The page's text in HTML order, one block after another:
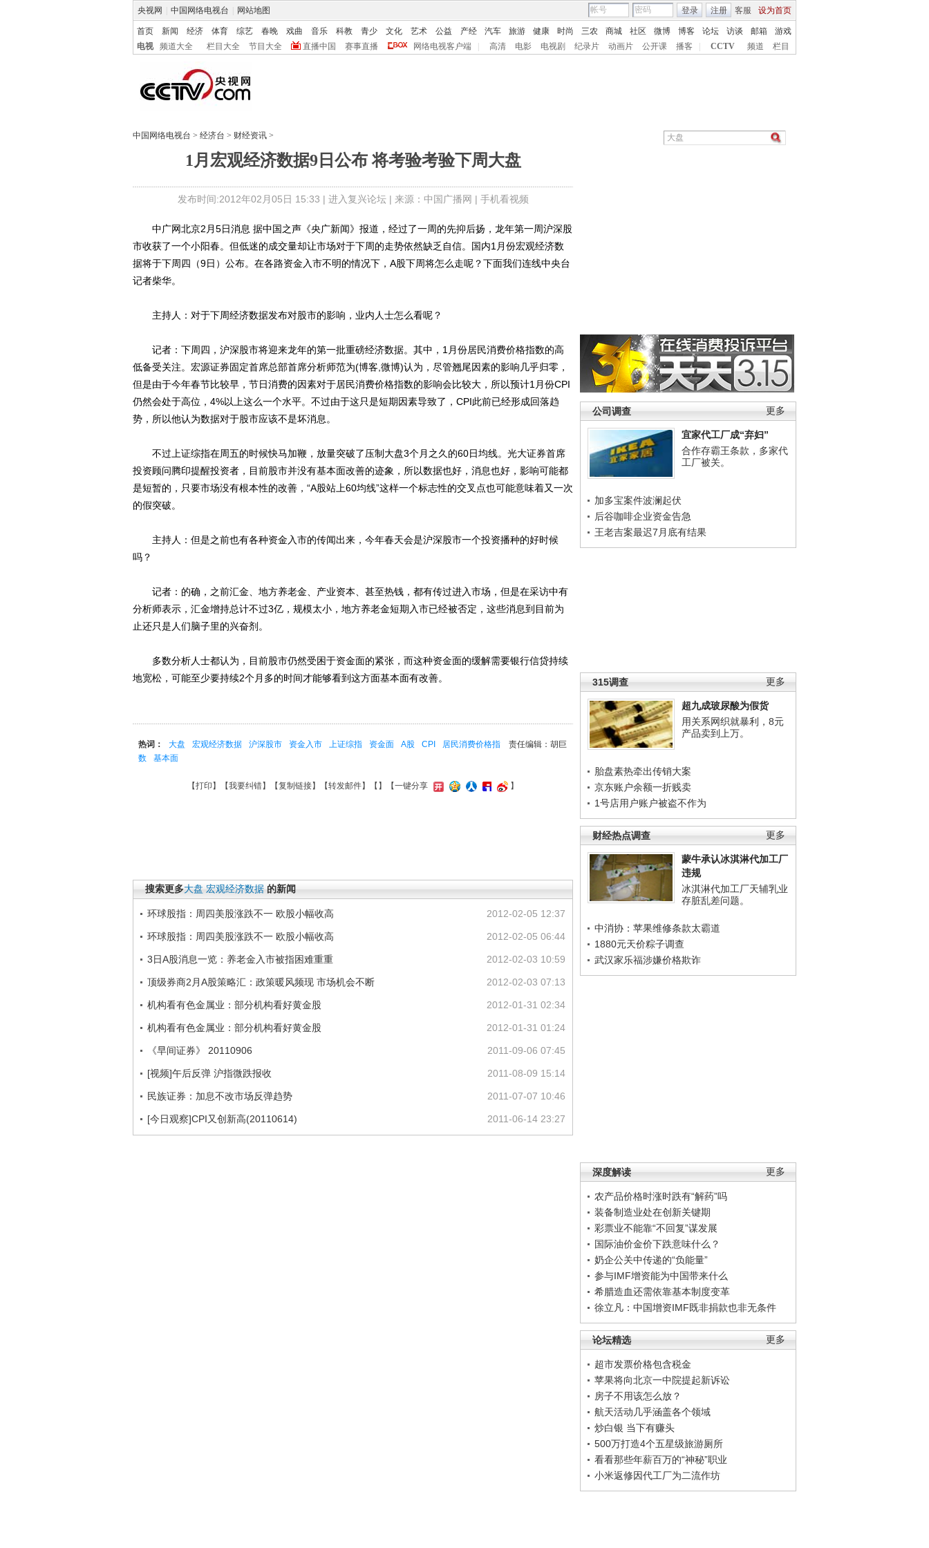
央视网 中国网络电视台 网站地图 客服 设为首页
登录 注册
首页 新闻 经济 体育 综艺 春晚 戏曲 音乐 科教 青少 文化 艺术 公益 产经 汽车 旅游 健康 时尚 三农 商城 社区 微博 博客 论坛 访谈 邮箱
游戏
电视
频道大全 栏目大全 节目大全 直播中国 赛事直播 网络电视客户端 高清 电影 电视剧 纪录片 动画片 公开课 播客 CCTV 频道 栏目
中国网络电视台 > 经济台 > 财经资讯 >
1月宏观经济数据9日公布 将考验考验下周大盘
发布时间:2012年02月05日 15:33 | 进入复兴论坛| 来源：中国广播网 | 手机看视频
更多
公司调查
宜家代工厂成“弃妇”
合作存霸王条款，多家代
工厂被关。
加多宝案件波澜起伏
后谷咖啡企业资金告急
王老吉案最迟7月底有结果
更多
315调查
超九成玻尿酸为假货
用关系网织就暴利，8元
产品卖到上万。
胎盘素热牵出传销大案
京东账户余额一折贱卖
1号店用户账户被盗不作为
更多
财经热点调查
蒙牛承认冰淇淋代加工厂
违规
冰淇淋代加工厂天辅乳业
存脏乱差问题。
中消协：苹果维修条款太霸道
1880元天价粽子调查
武汉家乐福涉嫌价格欺诈
更多
深度解读
农产品价格时涨时跌有“解药”吗
装备制造业处在创新关键期
彩票业不能靠“不回复”谋发展
国际油价金价下跌意味什么？
奶企公关中传递的“负能量”
参与IMF增资能为中国带来什么
希腊造血还需依靠基本制度变革
徐立凡：中国增资IMF既非捐款也非无条件
更多
论坛精选
超市发票价格包含税金
苹果将向北京一中院提起新诉讼
房子不用该怎么放？
航天活动几乎涵盖各个领域
炒白银 当下有赚头
500万打造4个五星级旅游厕所
看看那些年薪百万的“神秘”职业
小米返修因代工厂为二流作坊
中广网北京2月5日消息 据中国之声《央广新闻》报道，经过了一周的先抑后扬，龙年第一周沪深股
市收获了一个小阳春。但低迷的成交量却让市场对于下周的走势依然缺乏自信。国内1月份宏观经济数
据将于下周四（9日）公布。在各路资金入市不明的情况下，A股下周将怎么走呢？下面我们连线中央台
记者柴华。
主持人：对于下周经济数据发布对股市的影响，业内人士怎么看呢？
记者：下周四，沪深股市将迎来龙年的第一批重磅经济数据。其中，1月份居民消费价格指数的高
低备受关注。宏源证券固定首席总部首席分析师范为(博客,微博)认为，尽管翘尾因素的影响几乎归零，
但是由于今年春节比较早，节日消费的因素对于居民消费价格指数的影响会比较大，所以预计1月份CPI
仍然会处于高位，4%以上这么一个水平。不过由于这只是短期因素导致了，CPI此前已经形成回落趋
势，所以他认为数据对于股市应该不是坏消息。
不过上证综指在周五的时候快马加鞭，放量突破了压制大盘3个月之久的60日均线。光大证券首席
投资顾问腾印提醒投资者，目前股市并没有基本面改善的迹象，所以数据也好，消息也好，影响可能都
是短暂的，只要市场没有根本性的改善，“A股站上60均线”这样一个标志性的交叉点也可能意味着又一次
的假突破。
主持人：但是之前也有各种资金入市的传闻出来，今年春天会是沪深股市一个投资播种的好时候
吗？
记者：的确，之前汇金、地方养老金、产业资本、甚至热钱，都有传过进入市场，但是在采访中有
分析师表示，汇金增持总计不过3亿，规模太小，地方养老金短期入市已经被否定，这些消息到目前为
止还只是人们脑子里的兴奋剂。
多数分析人士都认为，目前股市仍然受困于资金面的紧张，而这种资金面的缓解需要银行信贷持续
地宽松，可能至少要持续2个月多的时间才能够看到这方面基本面有改善。
责任编辑：胡巨
热词： 大盘 宏观经济数据 沪深股市 资金入市 上证综指 资金面 A股 CPI
居民消费价格指
数
基本面
【打印 】【我要纠错】【复制链接】【转发邮件】【 】 【一键分享 】
搜索更多大盘 宏观经济数据 的新闻
2012-02-05 12:37
环球股指：周四美股涨跌不一 欧股小幅收高
2012-02-05 06:44
环球股指：周四美股涨跌不一 欧股小幅收高
2012-02-03 10:59
3日A股消息一览：养老金入市被指困难重重
2012-02-03 07:13
顶级券商2月A股策略汇：政策暖风频现 市场机会不断
2012-01-31 02:34
机构看有色金属业：部分机构看好黄金股
2012-01-31 01:24
机构看有色金属业：部分机构看好黄金股
2011-09-06 07:45
《早间证券》 20110906
2011-08-09 15:14
[视频]午后反弹 沪指微跌报收
2011-07-07 10:46
民族证券：加息不改市场反弹趋势
2011-06-14 23:27
[今日观察]CPI又创新高(20110614)